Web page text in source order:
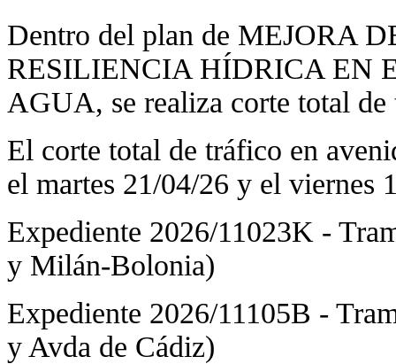
Dentro del plan de MEJORA
RESILIENCIA HÍDRICA EN
AGUA, se realiza corte total
El corte total de tráfico en
el martes 21/04/26 y el viernes
Expediente 2026/11023K -
y Milán-Bolonia)
Expediente 2026/11105B -
y Avda de Cádiz)